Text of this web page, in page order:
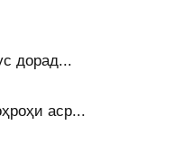
дорад...
аср...